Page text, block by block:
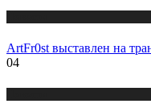
ArtFr0st выставлен на
04